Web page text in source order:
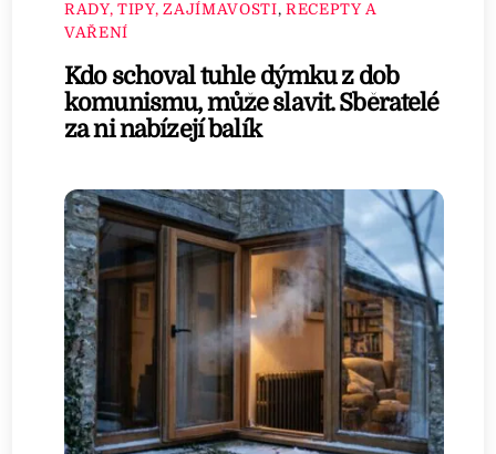
RADY, TIPY, ZAJÍMAVOSTI, RECEPTY A
VAŘENÍ
Kdo schoval tuhle dýmku z dob
komunismu, může slavit. Sběratelé
za ni nabízejí balík